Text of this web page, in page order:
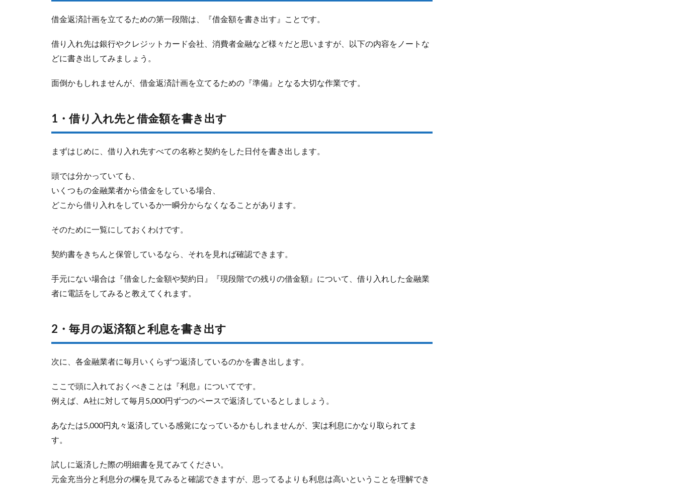
借金返済計画を立てるための第一段階は、『借金額を書き出す』ことです。
借り入れ先は銀行やクレジットカード会社、消費者金融など様々だと思いますが、以下の内容をノートな
どに書き出してみましょう。
面倒かもしれませんが、借金返済計画を立てるための『準備』となる大切な作業です。
1・借り入れ先と借金額を書き出す
まずはじめに、借り入れ先すべての名称と契約をした日付を書き出します。
頭では分かっていても、
いくつもの金融業者から借金をしている場合、
どこから借り入れをしているか一瞬分からなくなることがあります。
そのために一覧にしておくわけです。
契約書をきちんと保管しているなら、それを見れば確認できます。
手元にない場合は『借金した金額や契約日』『現段階での残りの借金額』について、借り入れした金融業
者に電話をしてみると教えてくれます。
2・毎月の返済額と利息を書き出す
次に、各金融業者に毎月いくらずつ返済しているのかを書き出します。
ここで頭に入れておくべきことは『利息』についてです。
例えば、A社に対して毎月5,000円ずつのペースで返済しているとしましょう。
あなたは5,000円丸々返済している感覚になっているかもしれませんが、実は利息にかなり取られてま
す。
試しに返済した際の明細書を見てみてください。
元金充当分と利息分の欄を見てみると確認できますが、思ってるよりも利息は高いということを理解でき